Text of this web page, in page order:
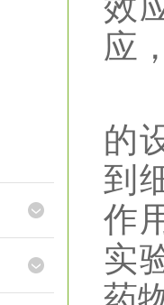
应
的
到
作
实